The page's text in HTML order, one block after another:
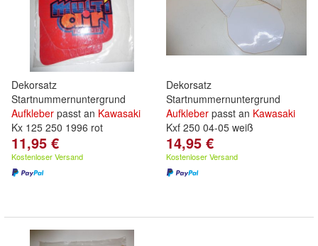
Dekorsatz
Startnummernuntergrund
Aufkleber passt an Kawasaki
Kx 125 250 1996 rot
11,95 €
Kostenloser Versand
Dekorsatz
Startnummernuntergrund
Aufkleber passt an Kawasaki
Kxf 250 04-05 weiß
14,95 €
Kostenloser Versand